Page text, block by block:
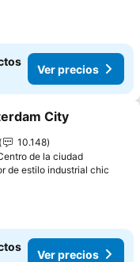
Ver precios
a favoritos
City
10.148
de la ciudad
de estilo industrial chic
Ver precios